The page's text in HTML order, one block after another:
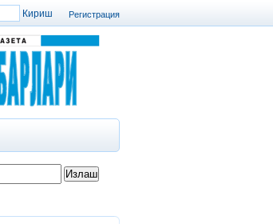
Регистрация